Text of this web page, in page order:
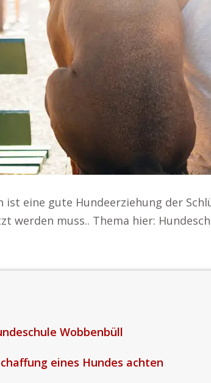
eine gute Hundeerziehung der
werden muss.. Thema hier:
Wobbenbüll
eines Hundes achten